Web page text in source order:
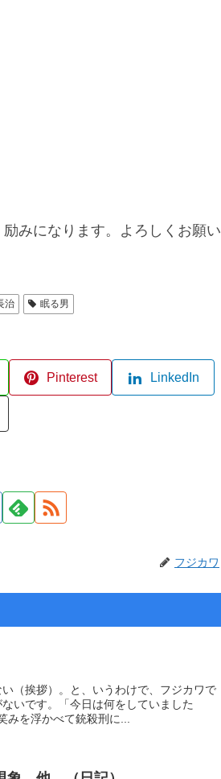
みになります。よろしくお願い
治 眠る男
Pinterest LinkedIn
フジカワ
（挨拶）。と、いうわけで、フジカワで
いです。「今日は何をしていました
を浮かべて銃殺刑に...